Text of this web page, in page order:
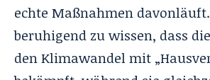
echte Maßnahmen
beruhigend zu wissen, dass
den Klimawandel mit